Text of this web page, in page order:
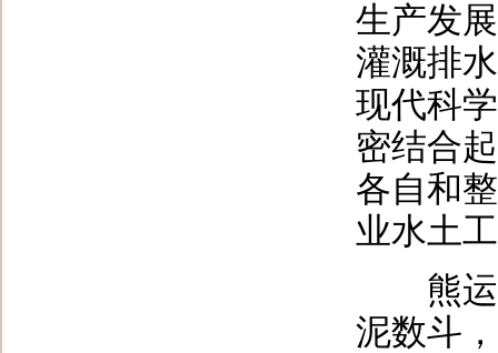
生产发
灌溉排
现代科
密结合
各自和
业水土
熊运章
泥数斗